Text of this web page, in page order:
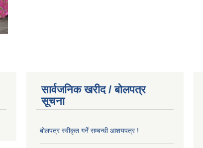
सार्वजनिक खरीद / बोलपत्र
सूचना
बोलपत्र स्वीकृत गर्ने सम्बन्धी आशयपत्र !